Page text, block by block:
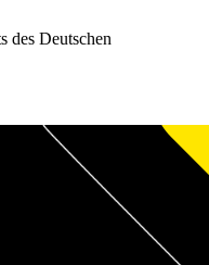
des Deutschen